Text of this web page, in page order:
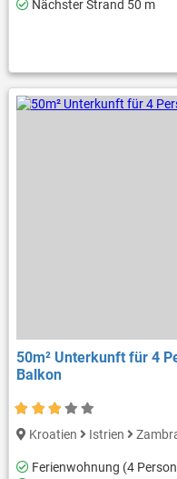
Nächster Strand 50 m
50m² Unterkunft für 4
Balkon
Kroatien Istrien
Ferienwohnung (4